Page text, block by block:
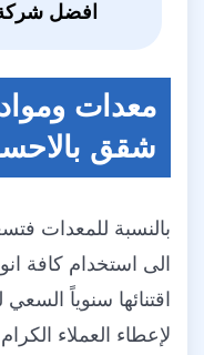
افضل
معدات
شقق
بالنسبة للمعدات
الى استخدام كافة
اقتنائها سنوياً
لإعطاء العملاء